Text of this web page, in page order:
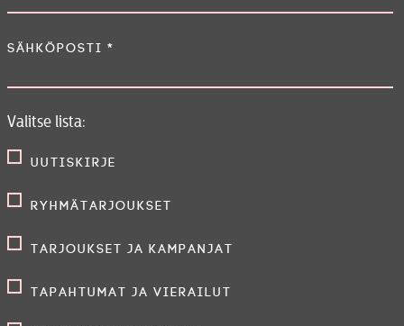
Sähköposti *
Valitse lista:
Uutiskirje
Ryhmätarjoukset
Tarjoukset ja kampanjat
Tapahtumat ja vierailut